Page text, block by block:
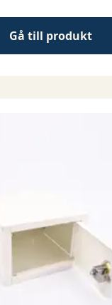
Gå till produkt